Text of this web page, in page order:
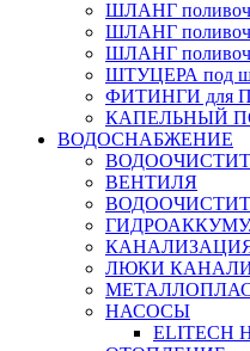
ШЛАНГ
ШЛАНГ
ШЛАНГ
ШТУЦЕРА под
ФИТИНГИ для
КАПЕЛЬНЫЙ
ВОДОСНАБЖЕНИЕ
ВЕНТИЛЯ
ЛЮКИ
НАСОСЫ
ELITECH